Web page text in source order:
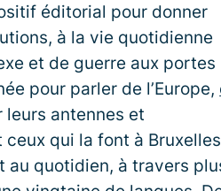
éditorial pour donner
à la vie quotidienne
et de guerre aux portes
pour parler de l’Europe,
leurs antennes et
qui la font à Bruxelles
au quotidien, à travers